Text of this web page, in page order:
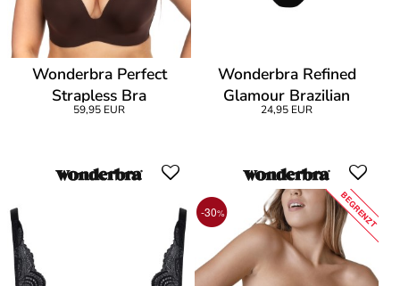
Wonderbra Perfect
Strapless Bra
59,95 EUR
Wonderbra Refined
Glamour Brazilian
24,95 EUR
-30% BEGRENZT